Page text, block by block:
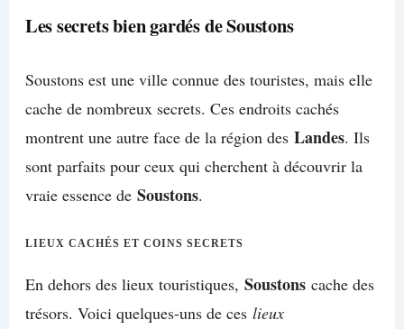
Les secrets bien gardés de Soustons
Soustons est une ville connue des touristes, mais elle
cache de nombreux secrets. Ces endroits cachés
montrent une autre face de la région des Landes. Ils
sont parfaits pour ceux qui cherchent à découvrir la
vraie essence de Soustons.
LIEUX CACHÉS ET COINS SECRETS
En dehors des lieux touristiques, Soustonscache des
trésors. Voici quelques-uns de ces lieux